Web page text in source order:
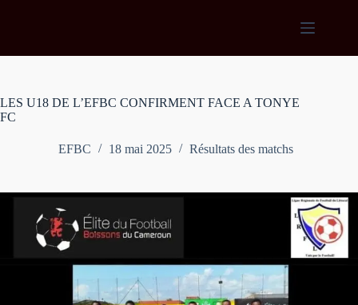
LES U18 DE L’EFBC CONFIRMENT FACE A TONYE
FC
EFBC 18 mai 2025 Résultats des matchs